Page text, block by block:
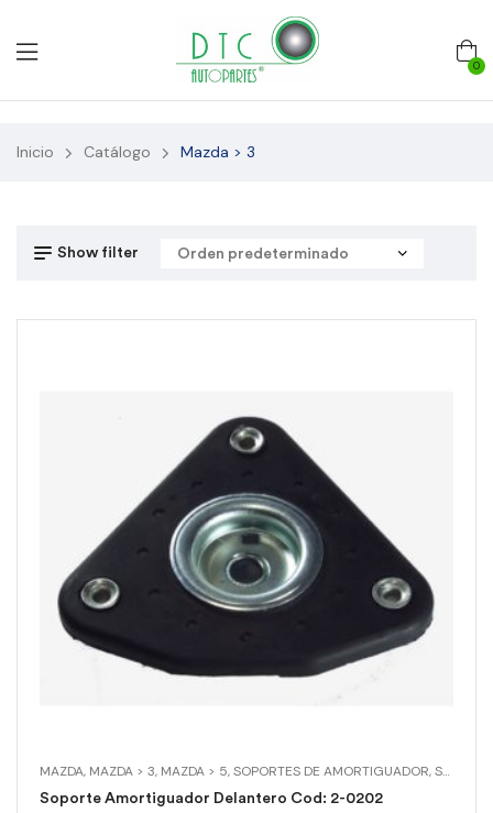
0
Inicio Catálogo Mazda > 3
Show filter
MAZDA, MAZDA > 3, MAZDA > 5,SOPORTES DE AMORTIGUADOR,SOPORTES DE AMORTIGUADOR > SOPORTE AMORTIGUADOR DELANTERO
Soporte Amortiguador Delantero Cod: 2-0202